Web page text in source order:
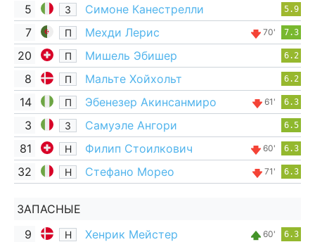
5 З Симоне Канестрелли 5.9
7 П Мехди Лерис 70' 7.3
20 П Мишель Эбишер 6.2
8 П Мальте Хойхольт 6.2
14 П Эбенезер Акинсанмиро 61' 6.3
3 З Самуэле Ангори 6.5
81 Н Филип Стоилкович 60' 6.3
32 Н Стефано Морео 71' 6.3
ЗАПАСНЫЕ
9
Н Хенрик Мейстер 60' 6.3